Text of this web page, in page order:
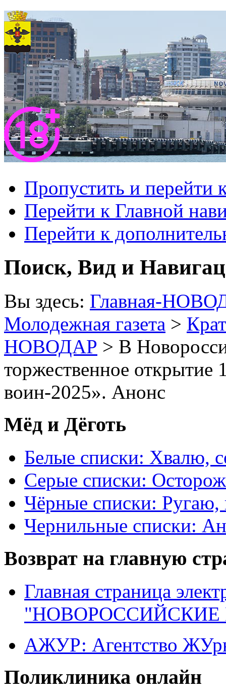
Пропустить и перейти
Перейти к Главной
Перейти к
Поиск, Вид и
Вы здесь: Главная-
Молодежная газета >
НОВОДАР > В
торжественное
воин-2025». Анонс
Мёд и Дёготь
Белые списки: Хвалю,
Серые списки:
Чёрные списки: Ругаю,
Чернильные списки:
Возврат на главную
Главная страница
"НОВОРОССИЙСКИЕ
АЖУР: Агентство
Поликлиника онлайн